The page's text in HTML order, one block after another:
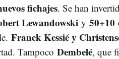
fichajes. Se han
Lewandowski y 50+10
Franck Kessié y
Tampoco Dembelé, que